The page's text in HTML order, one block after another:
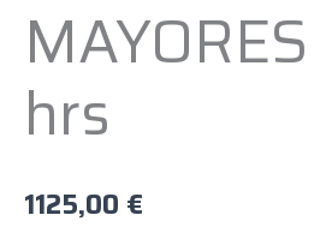
hrs
1125,00 €
150
cantidad